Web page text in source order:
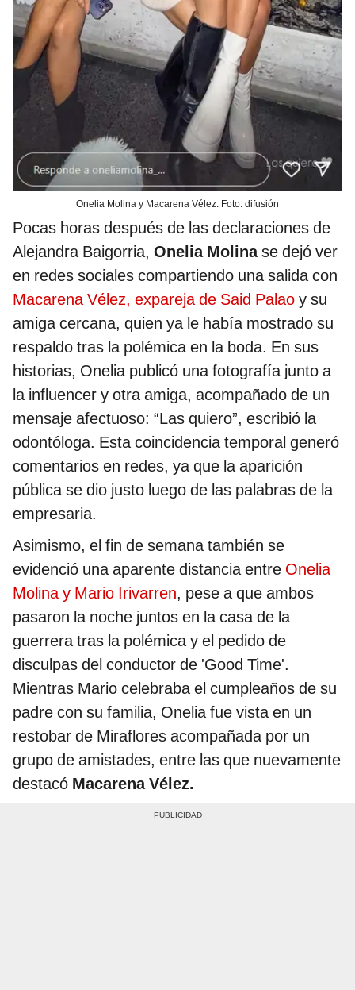
Onelia Molina y Macarena Vélez. Foto: difusión
Pocas horas después de las declaraciones de
Alejandra Baigorria, Onelia Molinase dejó ver
en redes sociales compartiendo una salida con
Macarena Vélez, expareja de Said Palao y su
amiga cercana, quien ya le había mostrado su
respaldo tras la polémica en la boda. En sus
historias, Onelia publicó una fotografía junto a
la influencer y otra amiga, acompañado de un
mensaje afectuoso: “Las quiero”, escribió la
odontóloga. Esta coincidencia temporal generó
comentarios en redes, ya que la aparición
pública se dio justo luego de las palabras de la
empresaria.
Asimismo, el fin de semana también se
evidenció una aparente distancia entre Onelia
Molina y Mario Irivarren, pese a que ambos
pasaron la noche juntos en la casa de la
guerrera tras la polémica y el pedido de
disculpas del conductor de 'Good Time'.
Mientras Mario celebraba el cumpleaños de su
padre con su familia, Onelia fue vista en un
restobar de Miraflores acompañada por un
grupo de amistades, entre las que nuevamente
destacó Macarena Vélez.